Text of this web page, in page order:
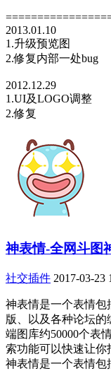
2013.01.10
1.升级预览图
2.修复内部一处bug
2012.12.29
1.UI及LOGO调整
2.修复
神表情-全网斗图
社交插件 2017-03-23
神表情是一个表情包
版、以及各种论坛
端图库约50000个表
索功能可以快速让你
神表情是一个表情包